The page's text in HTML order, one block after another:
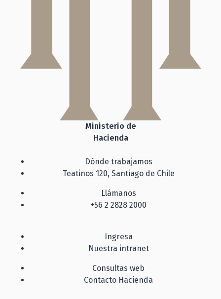
Ministerio de
Hacienda
Dónde trabajamos
Teatinos 120, Santiago de Chile
Llámanos
+56 2 2828 2000
Ingresa
Nuestra intranet
Consultas web
Contacto Hacienda